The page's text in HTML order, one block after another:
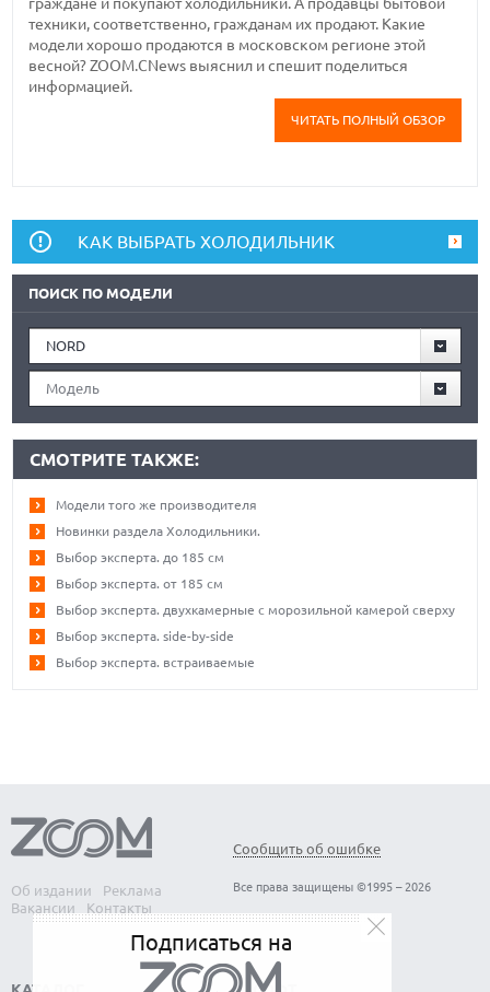
техники, соответственно, гражданам их продают. Какие
модели хорошо продаются в московском регионе этой
весной? ZOOM.CNews выяснил и спешит поделиться
информацией.
ЧИТАТЬ ПОЛНЫЙ ОБЗОР
КАК ВЫБРАТЬ ХОЛОДИЛЬНИК
ПОИСК ПО МОДЕЛИ
NORD
Модель
СМОТРИТЕ ТАКЖЕ:
Модели того же производителя
Новинки раздела Холодильники.
Выбор эксперта. до 185 см
Выбор эксперта. от 185 см
Выбор эксперта. двухкамерные с морозильной камерой сверху
Выбор эксперта. side-by-side
Выбор эксперта. встраиваемые
Об издании
Реклама
Вакансии
Контакты
Сообщить об ошибке
Все права защищены ©1995 – 2026
Подписаться на